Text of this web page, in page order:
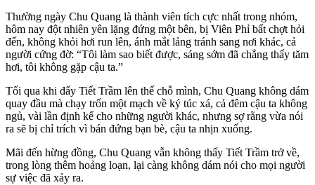
Thường ngày Chu Quang là thành viên tích cực nhất trong nhóm,
hôm nay đột nhiên yên lặng đứng một bên, bị Viên Phỉ bất chợt hỏi
đến, không khỏi hơi run lên, ánh mắt lảng tránh sang nơi khác, cả
người cứng đờ: “Tôi làm sao biết được, sáng sớm đã chẳng thấy tăm
hơi, tôi không gặp cậu ta.”
Tối qua khi đẩy Tiết Trầm lên thế chỗ mình, Chu Quang không dám
quay đầu mà chạy trốn một mạch về ký túc xá, cả đêm cậu ta không
ngủ, vài lần định kể cho những người khác, nhưng sợ rằng vừa nói
ra sẽ bị chỉ trích vì bán đứng bạn bè, cậu ta nhịn xuống.
Mãi đến hừng đồng, Chu Quang vẫn không thấy Tiết Trầm trở về,
trong lòng thêm hoảng loạn, lại càng không dám nói cho mọi người
sự việc đã xảy ra.